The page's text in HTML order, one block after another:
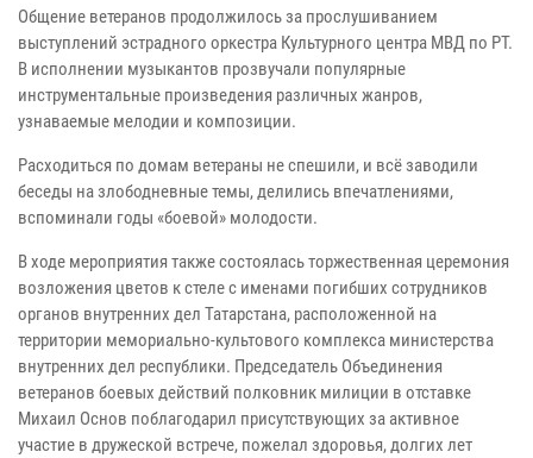
Общение ветеранов продолжилось за прослушиванием
выступлений эстрадного оркестра Культурного центра МВД по РТ.
В исполнении музыкантов прозвучали популярные
инструментальные произведения различных жанров,
узнаваемые мелодии и композиции.
Расходиться по домам ветераны не спешили, и всё заводили
беседы на злободневные темы, делились впечатлениями,
вспоминали годы «боевой» молодости.
В ходе мероприятия также состоялась торжественная церемония
возложения цветов к стеле с именами погибших сотрудников
органов внутренних дел Татарстана, расположенной на
территории мемориально-культового комплекса министерства
внутренних дел республики. Председатель Объединения
ветеранов боевых действий полковник милиции в отставке
Михаил Основ поблагодарил присутствующих за активное
участие в дружеской встрече, пожелал здоровья, долгих лет